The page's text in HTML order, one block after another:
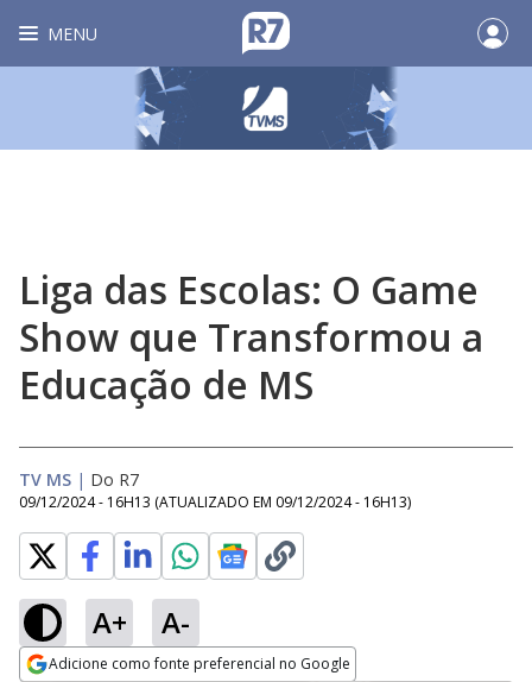
MENU
Liga das Escolas: O Game
Show que Transformou a
Educação de MS
TV MS | Do R7
09/12/2024 - 16H13 (ATUALIZADO EM 09/12/2024 - 16H13)
A+ A-
Adicione como fonte preferencial no Google